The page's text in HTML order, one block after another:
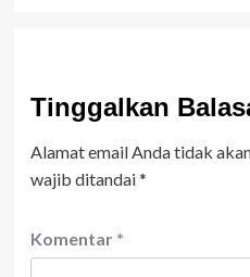
Tinggalkan
Alamat email Anda tidak
wajib ditandai*
Komentar *